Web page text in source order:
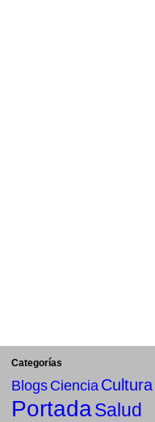
Categorías
BlogsCiencia Cultura
PortadaSalud